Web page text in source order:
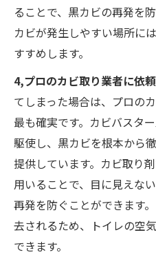
ることで、黒カビの再発を
カビが発生しやすい場所に
すすめします。
4,プロのカビ取り業者に依
てしまった場合は、プロの
最も確実です。カビバスタ
駆使し、黒カビを根本から
提供しています。カビ取り
用いることで、目に見えな
再発を防ぐことができます
去されるため、トイレの空
できます。